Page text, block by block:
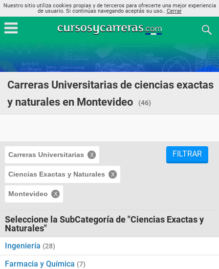
Nuestro sitio utiliza cookies propias y de terceros para ofrecerte una mejor experiencia
de usuario. Si continúas navegando aceptás su uso.. Cerrar
Carreras Universitarias de ciencias exactas
y naturales en Montevideo
(46)
Carreras Universitarias
Ciencias Exactas y Naturales
Montevideo
FILTRAR
Seleccione la SubCategoría de "Ciencias Exactas y
Naturales"
Ingeniería (28)
Farmacia y Química (7)